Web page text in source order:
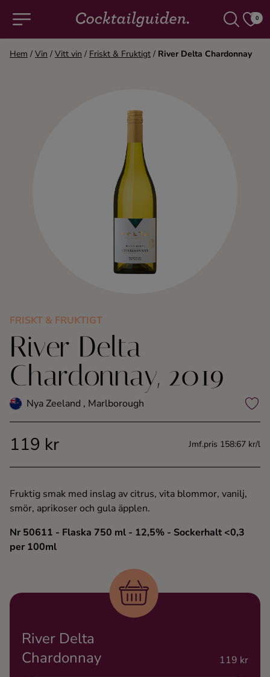
0
Alla cocktails & drinkar
Konjak
Likör
Rom
Tequila
Hem / Vin / Vitt vin / Friskt & Fruktigt / River Delta Chardonnay
FRISKT & FRUKTIGT
River Delta
Chardonnay, 2019
Nya Zeeland , Marlborough
119 kr Jmf.pris 158:67 kr/l
Fruktig smak med inslag av citrus, vita blommor, vanilj,
smör, aprikoser och gula äpplen.
Nr 50611 - Flaska 750 ml - 12,5% - Sockerhalt <0,3
per 100ml
River Delta
Chardonnay
119 kr